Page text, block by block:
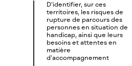
D’identifier, sur ces
territoires, les risques de
rupture de parcours des
personnes en situation de
handicap, ainsi que leurs
besoins et attentes en
matière
d’accompagnement